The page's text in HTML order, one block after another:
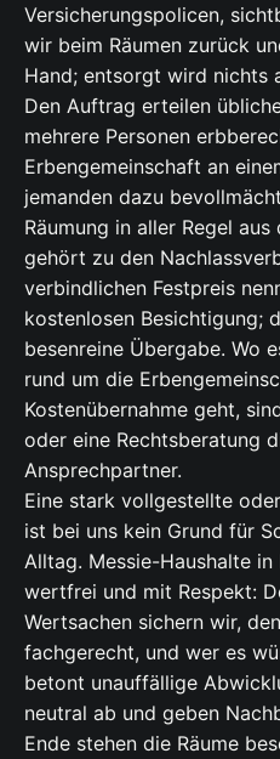
Versicherungspolicen,
wir beim Räumen zurück
Hand; entsorgt wird nichts
Den Auftrag erteilen
mehrere Personen
Erbengemeinschaft an
jemanden dazu
Räumung in aller Regel
gehört zu den
verbindlichen Festpreis
kostenlosen Besichtigung;
besenreine Übergabe. Wo
rund um die
Kostenübernahme geht,
oder eine Rechtsberatung
Ansprechpartner.
Eine stark vollgestellte
ist bei uns kein Grund für
Alltag. Messie-Haushalte
wertfrei und mit Respekt:
Wertsachen sichern wir,
fachgerecht, und wer es
betont unauffällige
neutral ab und geben
Ende stehen die Räume